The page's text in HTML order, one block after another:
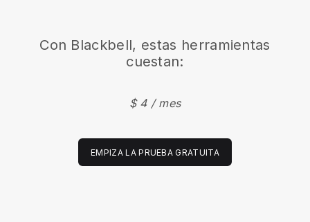
Con Blackbell, estas herramientas
cuestan:
$ 4 / mes
EMPIZA LA PRUEBA GRATUITA